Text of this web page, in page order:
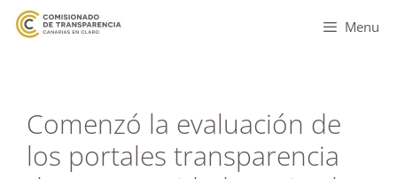
Menu
Comenzó la evaluación de
los portales transparencia